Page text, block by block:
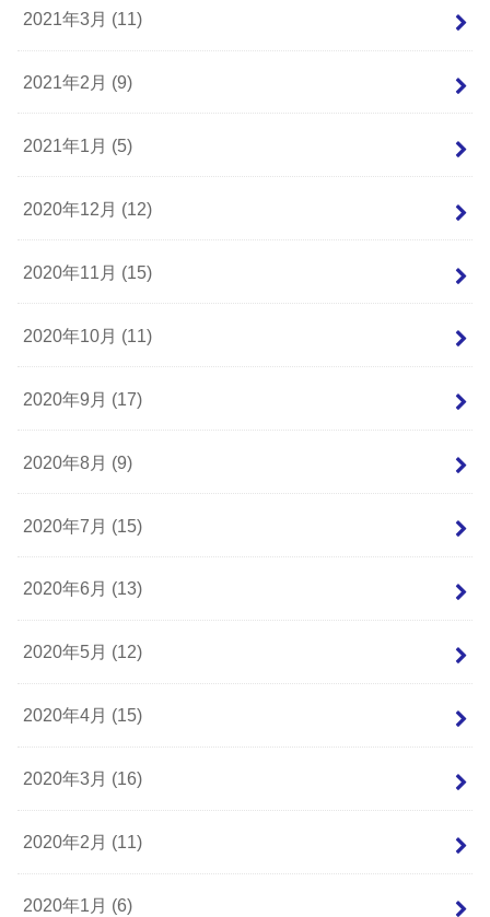
2021年3月 (11)
2021年2月 (9)
2021年1月 (5)
2020年12月 (12)
2020年11月 (15)
2020年10月 (11)
2020年9月 (17)
2020年8月 (9)
2020年7月 (15)
2020年6月 (13)
2020年5月 (12)
2020年4月 (15)
2020年3月 (16)
2020年2月 (11)
2020年1月 (6)